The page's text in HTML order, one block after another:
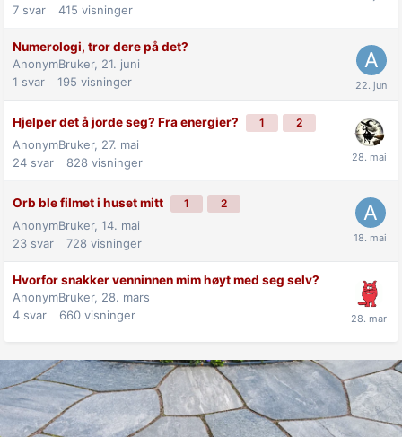
7 svar 415 visninger
Numerologi, tror dere på det?
AnonymBruker, 21. juni
1 svar 195 visninger
Hjelper det å jorde seg? Fra energier? 1 2
AnonymBruker, 27. mai
24 svar 828 visninger
Orb ble filmet i huset mitt 1 2
AnonymBruker, 14. mai
23 svar 728 visninger
Hvorfor snakker venninnen mim høyt med seg selv?
AnonymBruker, 28. mars
4 svar 660 visninger